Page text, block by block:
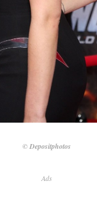
© Depositphotos
Ads